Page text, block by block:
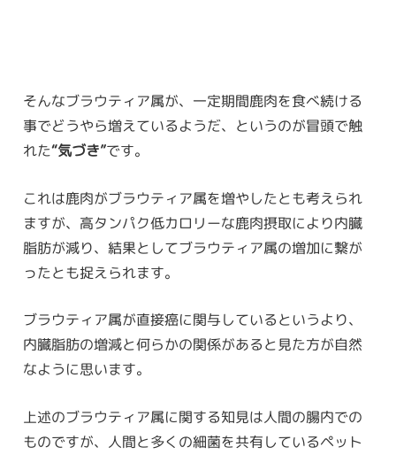
そんなブラウティア属が、一定期間鹿肉を食べ続ける
事でどうやら増えているようだ、というのが冒頭で触
れた“気づき”です。
これは鹿肉がブラウティア属を増やしたとも考えられ
ますが、高タンパク低カロリーな鹿肉摂取により内臓
脂肪が減り、結果としてブラウティア属の増加に繋が
ったとも捉えられます。
ブラウティア属が直接癌に関与しているというより、
内臓脂肪の増減と何らかの関係があると見た方が自然
なように思います。
上述のブラウティア属に関する知見は人間の腸内での
ものですが、人間と多くの細菌を共有しているペット